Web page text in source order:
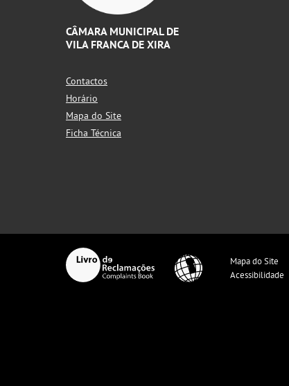
CÂMARA MUNICIPAL DE
VILA FRANCA DE XIRA
Contactos
Horário
Mapa do Site
Ficha Técnica
Mapa do Site
Acessibilidade